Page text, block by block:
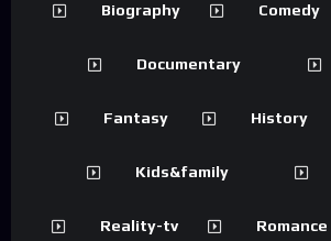
Biography Comedy
Documentary
Fantasy History
Kids&family
Reality-tv Romance